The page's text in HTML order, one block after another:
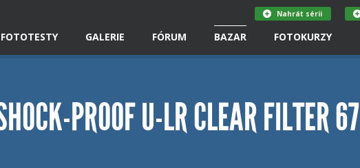
FOTOTESTY GALERIE FÓRUM BAZAR FOTOKURZY
Nahrát sérii
PROOF U-LR CLEAR FILTER 67